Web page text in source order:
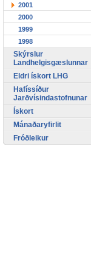
2001
2000
1999
1998
Skýrslur
Landhelgisgæslunnar
Eldri ískort LHG
Hafíssíður
Jarðvísindastofnunar
Ískort
Mánaðaryfirlit
Fróðleikur